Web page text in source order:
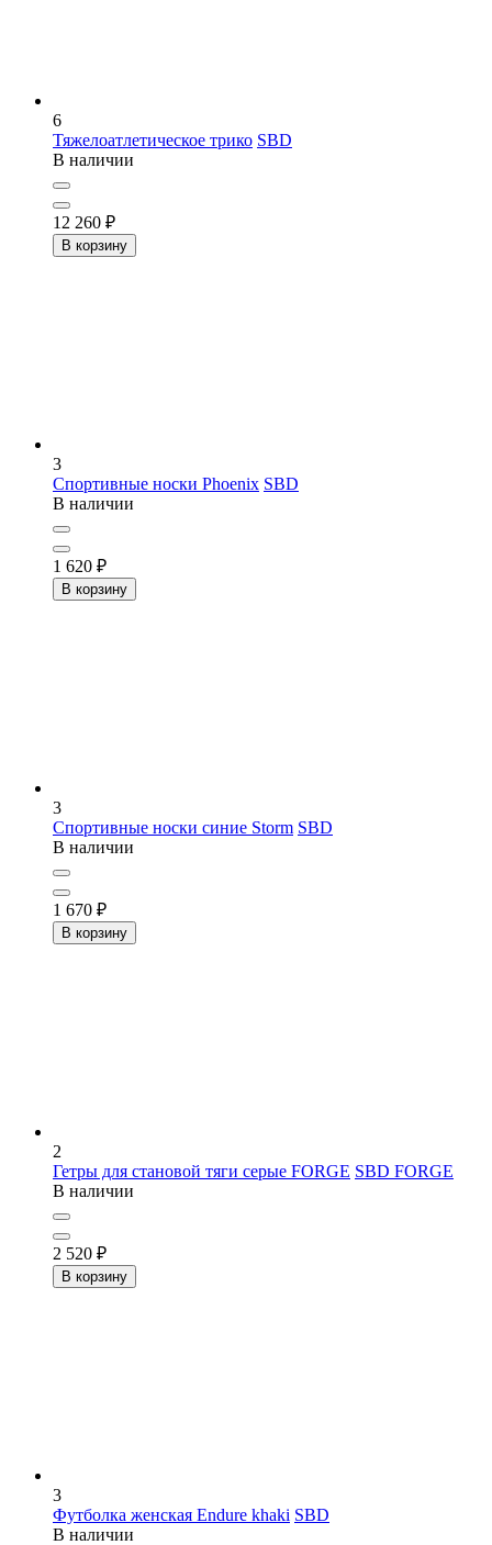
6
Тяжелоатлетическое трико SBD
В наличии
12 260 ₽
В корзину
3
Спортивные носки Phoenix SBD
В наличии
1 620 ₽
В корзину
3
Спортивные носки синие Storm SBD
В наличии
1 670 ₽
В корзину
2
Гетры для становой тяги серые FORGE SBD FORGE
В наличии
2 520 ₽
В корзину
3
Футболка женская Endure khaki SBD
В наличии